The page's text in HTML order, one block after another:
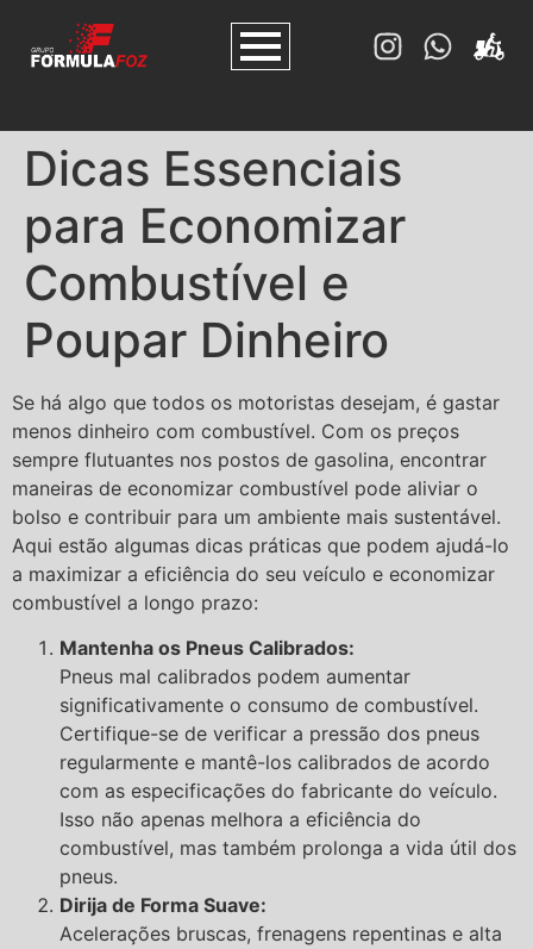
Dicas Essenciais
para Economizar
Combustível e
Poupar Dinheiro
Se há algo que todos os motoristas desejam, é gastar
menos dinheiro com combustível. Com os preços
sempre flutuantes nos postos de gasolina, encontrar
maneiras de economizar combustível pode aliviar o
bolso e contribuir para um ambiente mais sustentável.
Aqui estão algumas dicas práticas que podem ajudá-lo
a maximizar a eficiência do seu veículo e economizar
combustível a longo prazo:
Mantenha os Pneus Calibrados:
Pneus mal calibrados podem aumentar
significativamente o consumo de combustível.
Certifique-se de verificar a pressão dos pneus
regularmente e mantê-los calibrados de acordo
com as especificações do fabricante do veículo.
Isso não apenas melhora a eficiência do
combustível, mas também prolonga a vida útil dos
pneus.
Dirija de Forma Suave:
Acelerações bruscas, frenagens repentinas e alta